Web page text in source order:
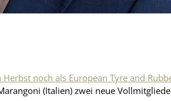
noch als European Tyre and
(Italien) zwei neue